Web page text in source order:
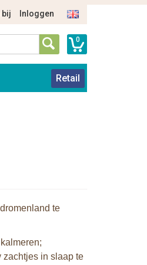
bij Inloggen
0
Retail
te
zachtjes in slaap te